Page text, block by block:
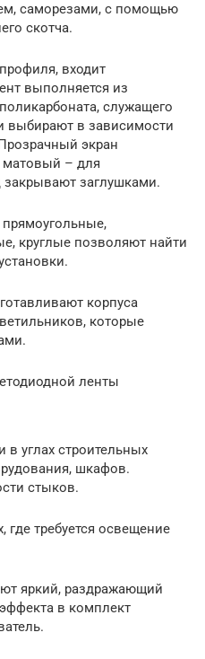
саморезами, с помощью
скотча.
входит
выполняется из
служащего
выбирают в зависимости
экран
матовый – для
заглушками.
круглые позволяют найти
корпуса
которые
ленты
углах строительных
шкафов.
стыков.
где требуется освещение
яркий, раздражающий
в комплект